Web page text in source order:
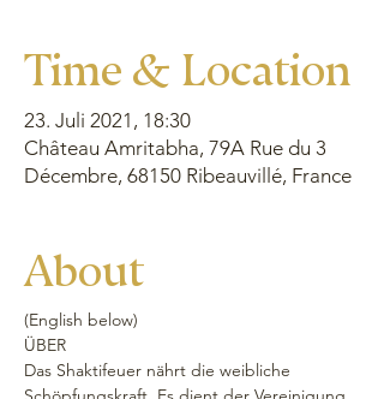
Time & Location
23. Juli 2021, 18:30
Château Amritabha, 79A Rue du 3
Décembre, 68150 Ribeauvillé, France
About
(English below)
ÜBER
Das Shaktifeuer nährt die weibliche